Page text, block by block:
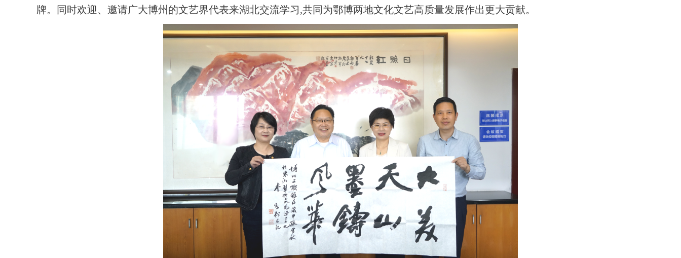
牌。同时欢迎、邀请广大博州的文艺界代表来湖北交流学习,共同为鄂博两地文化文艺高质量发展作出更大贡献。